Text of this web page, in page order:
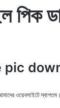
পিক
ওয়েবসাইটে